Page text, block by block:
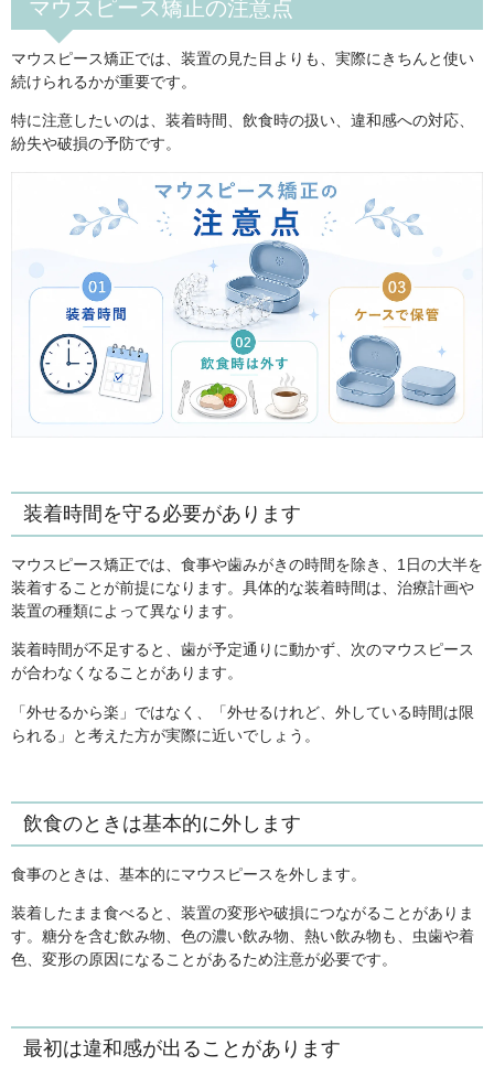
マウスピース矯正の注意点
マウスピース矯正では、装置の見た目よりも、実際にきちんと使い
続けられるかが重要です。
特に注意したいのは、装着時間、飲食時の扱い、違和感への対応、
紛失や破損の予防です。
装着時間を守る必要があります
マウスピース矯正では、食事や歯みがきの時間を除き、1日の大半を
装着することが前提になります。具体的な装着時間は、治療計画や
装置の種類によって異なります。
装着時間が不足すると、歯が予定通りに動かず、次のマウスピース
が合わなくなることがあります。
「外せるから楽」ではなく、「外せるけれど、外している時間は限
られる」と考えた方が実際に近いでしょう。
飲食のときは基本的に外します
食事のときは、基本的にマウスピースを外します。
装着したまま食べると、装置の変形や破損につながることがありま
す。糖分を含む飲み物、色の濃い飲み物、熱い飲み物も、虫歯や着
色、変形の原因になることがあるため注意が必要です。
最初は違和感が出ることがあります